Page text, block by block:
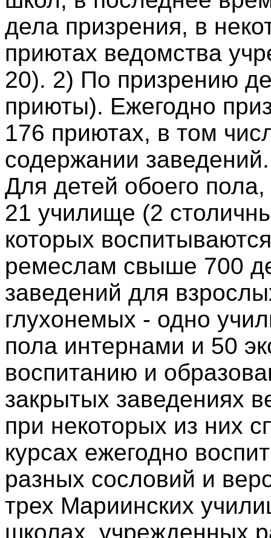
дела призрения, в
приютах ведомства
20). 2) По призрению
приюты). Ежегодно
176 приютах, в том
содержании
Для детей обоего
21 училище (2
которых
ремеслам свыше 700
заведений для
глухонемых - одно
пола интернами и 50
воспитанию и
закрытых заведениях
при некоторых из них
курсах ежегодно
разных сословий и
трех Мариинских
школах, учрежденных